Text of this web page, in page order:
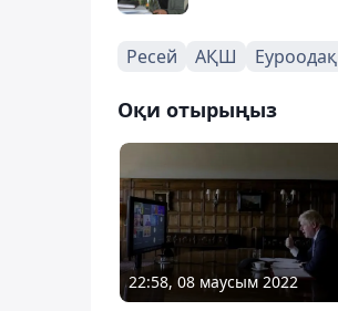
Ресей АҚШ Еуроодақ
Оқи отырыңыз
22:58, 08 маусым 2022